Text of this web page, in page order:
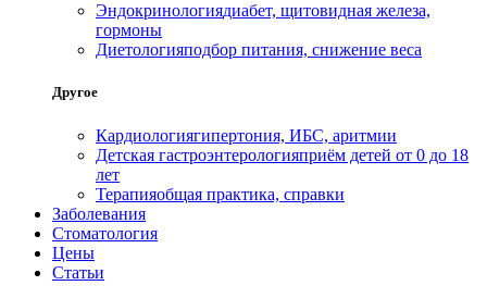
Эндокринологиядиабет, щитовидная железа,
гормоны
Диетологияподбор питания, снижение веса
Другое
Кардиологиягипертония, ИБС, аритмии
Детская гастроэнтерологияприём детей от 0 до 18
лет
Терапияобщая практика, справки
Заболевания
Стоматология
Цены
Статьи